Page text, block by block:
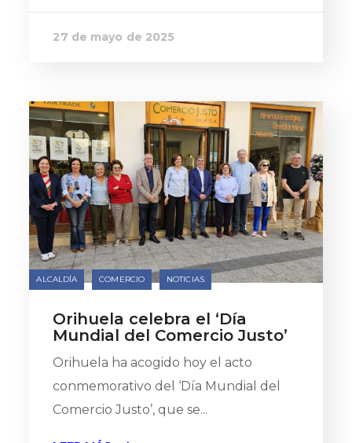
27 de mayo de 2025
ALCALDÍA COMERCIO NOTICIAS
Orihuela celebra el ‘Día
Mundial del Comercio Justo’
Orihuela ha acogido hoy el acto
conmemorativo del ‘Día Mundial del
Comercio Justo’, que se...